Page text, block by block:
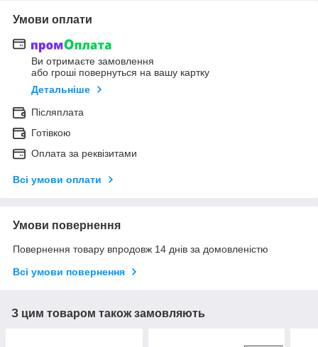
Умови оплати
Ви отримаєте замовлення
або гроші повернуться на вашу картку
Детальніше
Післяплата
Готівкою
Оплата за реквізитами
Всі умови оплати
Умови повернення
Повернення товару впродовж 14 днів за домовленістю
Всі умови повернення
З цим товаром також замовляють